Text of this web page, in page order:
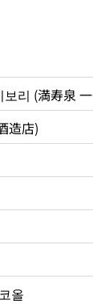
리 (満寿泉
造店)
올